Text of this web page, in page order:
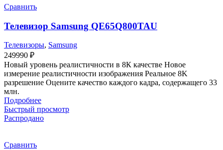
Сравнить
Телевизор Samsung QE65Q800TAU
Телевизоры, Samsung
249990 ₽
Новый уровень реалистичности в 8К качестве Новое
измерение реалистичности изображения Реальное 8K
разрешение Оцените качество каждого кадра, содержащего 33
млн.
Подробнее
Быстрый просмотр
Распродано
Сравнить